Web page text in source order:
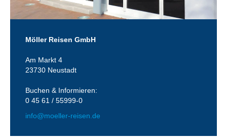
Möller Reisen GmbH
Am Markt 4
23730 Neustadt
Buchen & Informieren:
0 45 61 / 55999-0
info@moeller-reisen.de